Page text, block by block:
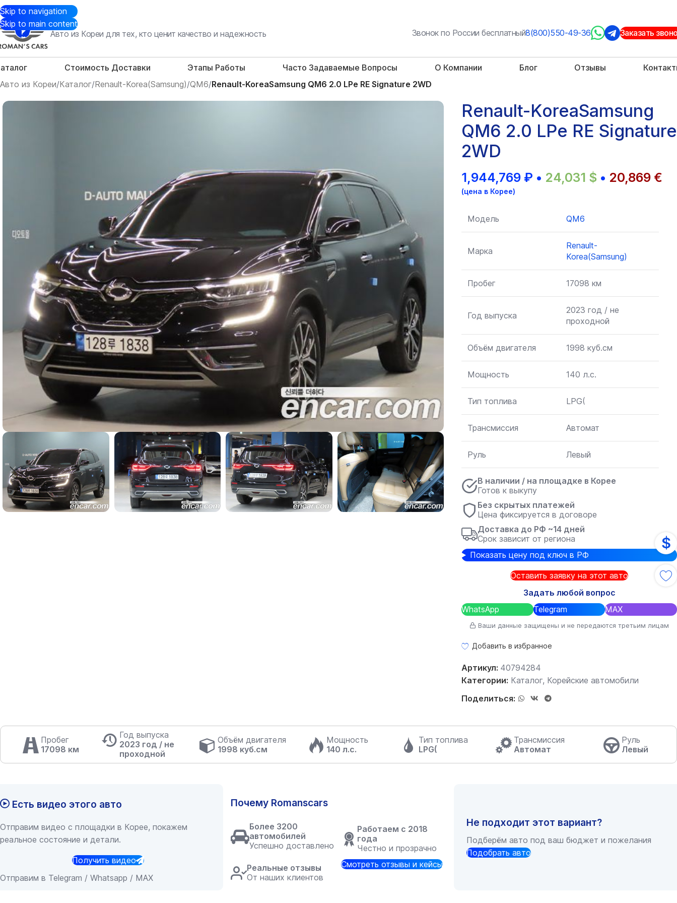
Skip to navigation
Skip to main content
Авто из Кореи для тех, кто ценит качество и надежность
Звонок по России бесплатный8(800)550-49-36 Заказать
Стоимость Доставки Этапы Работы Часто Задаваемые Вопросы О Компании Блог Отзывы
Авто из Кореи/Каталог/Renault-Korea(Samsung)/QM6/Renault-KoreaSamsung QM6 2.0 LPe RE Signature 2WD
Renault-KoreaSamsung
QM6 2.0 LPe RE Signature
2WD
1,944,769 ₽ • 24,031 $ • 20,869 €
(цена в Корее)
Модель QM6
Марка
Renault-
Korea(Samsung)
Пробег 17098 км
Год выпуска
2023 год / не
проходной
Объём двигателя 1998 куб.см
Мощность 140 л.с.
Тип топлива LPG(
Трансмиссия Автомат
Руль Левый
В наличии / на площадке в Корее
Готов к выкупу
Без скрытых платежей
Цена фиксируется в договоре
Доставка до РФ ~14 дней
Срок зависит от региона
Показать цену под ключ в РФ
Оставить заявку на этот авто
Задать любой вопрос
WhatsApp
Telegram MAX
Ваши данные защищены и не передаются третьим лицам
Добавить в избранное
Артикул: 40794284
Категории: Каталог, Корейские автомобили
Поделиться:
Пробег
17098 км
Год выпуска
2023 год / не
проходной
Объём двигателя
1998 куб.см
Мощность
140 л.с.
Тип топлива
LPG(
Трансмиссия
Автомат
Руль
Левый
Есть видео этого авто
Отправим видео с площадки в Корее, покажем
реальное состояние и детали.
Получить видео
Отправим в Telegram / Whatsapp / MAX
Почему Romanscars
Более 3200
автомобилей
Успешно доставлено
Работаем с 2018
года
Честно и прозрачно
Реальные отзывы
От наших клиентов
Смотреть отзывы и кейсы
Не подходит этот вариант?
Подберём авто под ваш бюджет и пожелания
Подобрать авто
$